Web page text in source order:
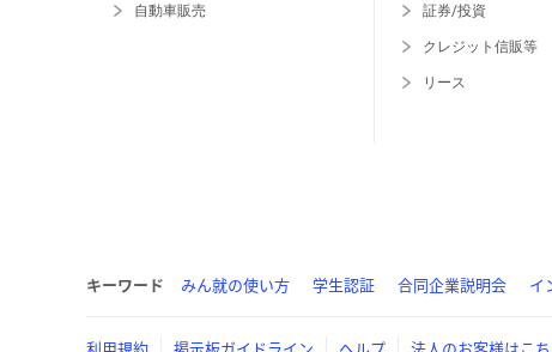
自動車販売 証券/投資
クレジット信販等
リース
キーワード みん就の使い方 学生認証 合同企業説明会 イ